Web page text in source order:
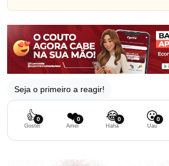
Seja o primeiro a reagir!
👍0
Gostei
❤️0
Amei
😂0
Haha
😮0
Uau